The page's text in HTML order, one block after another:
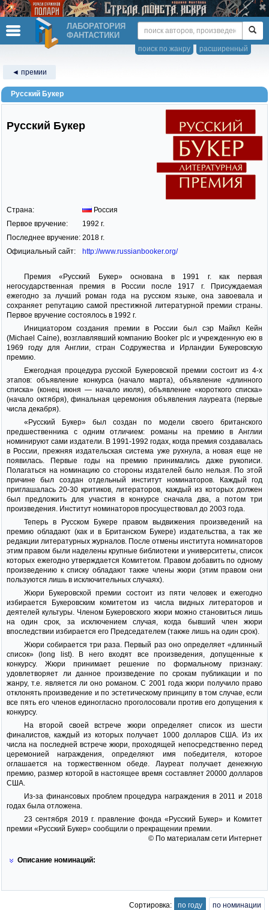
ЛАБОРАТОРИЯ
ФАНТАСТИКИ
расширенный
поиск по жанру
◄ премии
Русский Букер
Русский Букер
Страна:
Россия
Первое вручение:
1992 г.
Последнее вручение: 2018 г.
Официальный сайт:
http://www.russianbooker.org/
Премия «Русский Букер» основана в 1991 г. как первая
негосударственная премия в России после 1917 г. Присуждаемая
ежегодно за лучший роман года на русском языке, она завоевала и
сохраняет репутацию самой престижной литературной премии страны.
Первое вручение состоялось в 1992 г.
Инициатором создания премии в России был сэр Майкл Кейн
(Michael Caine), возглавлявший компанию Booker plc и учрежденную ею в
1969 году для Англии, стран Содружества и Ирландии Букеровскую
премию.
Ежегодная процедура русской Букеровской премии состоит из 4-х
этапов: объявление конкурса (начало марта), объявление «длинного
списка» (конец июня — начало июля), объявление «короткого списка»
(начало октября), финальная церемония объявления лауреата (первые
числа декабря).
«Русский Букер» был создан по модели своего британского
предшественника с одним отличием: романы на премию в Англии
номинируют сами издатели. В 1991-1992 годах, когда премия создавалась
в России, прежняя издательская система уже рухнула, а новая еще не
появилась. Первые годы на премию принимались даже рукописи.
Полагаться на номинацию со стороны издателей было нельзя. По этой
причине был создан отдельный институт номинаторов. Каждый год
приглашалась 20-30 критиков, литераторов, каждый из которых должен
был предложить для участия в конкурсе сначала два, а потом три
произведения. Институт номинаторов просуществовал до 2003 года.
Теперь в Русском Букере правом выдвижения произведений на
премию обладают (как и в Британском Букере) издательства, а так же
редакции литературных журналов. После отмены института номинаторов
этим правом были наделены крупные библиотеки и университеты, список
которых ежегодно утверждается Комитетом. Правом добавить по одному
произведению к списку обладают также члены жюри (этим правом они
пользуются лишь в исключительных случаях).
Жюри Букеровской премии состоит из пяти человек и ежегодно
избирается Букеровским комитетом из числа видных литераторов и
деятелей культуры. Членом Букеровского жюри можно становиться лишь
на один срок, за исключением случая, когда бывший член жюри
впоследствии избирается его Председателем (также лишь на один срок).
Жюри собирается три раза. Первый раз оно определяет «длинный
список» (long list). В него входят все произведения, допущенные к
конкурсу. Жюри принимает решение по формальному признаку:
удовлетворяет ли данное произведение по срокам публикации и по
жанру, т.е. является ли оно романом. С 2001 года жюри получило право
отклонять произведение и по эстетическому принципу в том случае, если
все пять его членов единогласно проголосовали против его допущения к
конкурсу.
На второй своей встрече жюри определяет список из шести
финалистов, каждый из которых получает 1000 долларов США. Из их
числа на последней встрече жюри, проходящей непосредственно перед
церемонией награждения, определяют имя победителя, которое
оглашается на торжественном обеде. Лауреат получает денежную
премию, размер которой в настоящее время составляет 20000 долларов
США.
Из-за финансовых проблем процедура награждения в 2011 и 2018
годах была отложена.
23 сентября 2019 г. правление фонда «Русский Букер» и Комитет
премии «Русский Букер» сообщили о прекращении премии.
© По материалам сети Интернет
Описание номинаций:
Сортировка: по году по номинации